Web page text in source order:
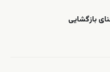
بازگشایی